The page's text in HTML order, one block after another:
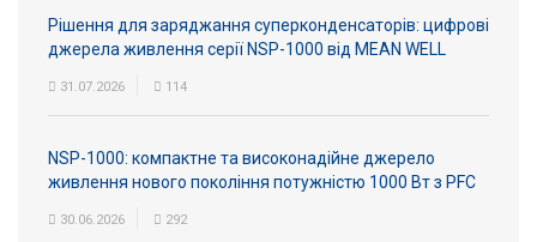
Рішення для заряджання суперконденсаторів: цифрові
джерела живлення серії NSP-1000 від MEAN WELL
31.07.2026 114
NSP-1000: компактне та високонадійне джерело
живлення нового покоління потужністю 1000 Вт з PFC
30.06.2026 292